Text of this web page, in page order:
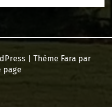
Thème Fara par
page